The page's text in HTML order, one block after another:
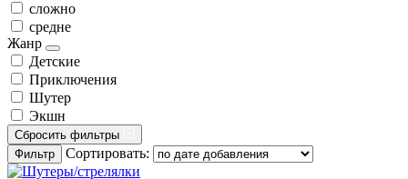
сложно
средне
Жанр
Детские
Приключения
Шутер
Экшн
Сбросить фильтры
Фильтр
Сортировать: